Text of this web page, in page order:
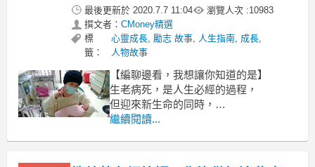
最後更新於 2020.7.7 11:04 瀏覽人次 :10983
撰文者： CMoney精選
標
籤：
心靈成長, 勵志 故事, 人生指南, 成長,
人物故事
【編聊邊看，我想讓你知道的是】
生老病死，是人生必經的過程，
但迎來新生命的同時，
卻面臨癌症的侵襲，該怎麼面對？
繼續閱讀...